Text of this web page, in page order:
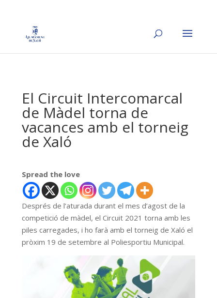
El Circuit Intercomarcal
de Màdel torna de
vacances amb el torneig
de Xaló
Spread the love
Després de l’aturada durant el mes d’agost de la
competició de màdel, el Circuit 2021 torna amb les
piles carregades, i ho farà amb el torneig de Xaló el
pròxim 19 de setembre al Poliesportiu Municipal.